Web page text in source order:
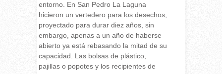
entorno. En San Pedro La Laguna
hicieron un vertedero para los desechos,
proyectado para durar diez años, sin
embargo, apenas a un año de haberse
abierto ya está rebasando la mitad de su
capacidad. Las bolsas de plástico,
pajillas o popotes y los recipientes de